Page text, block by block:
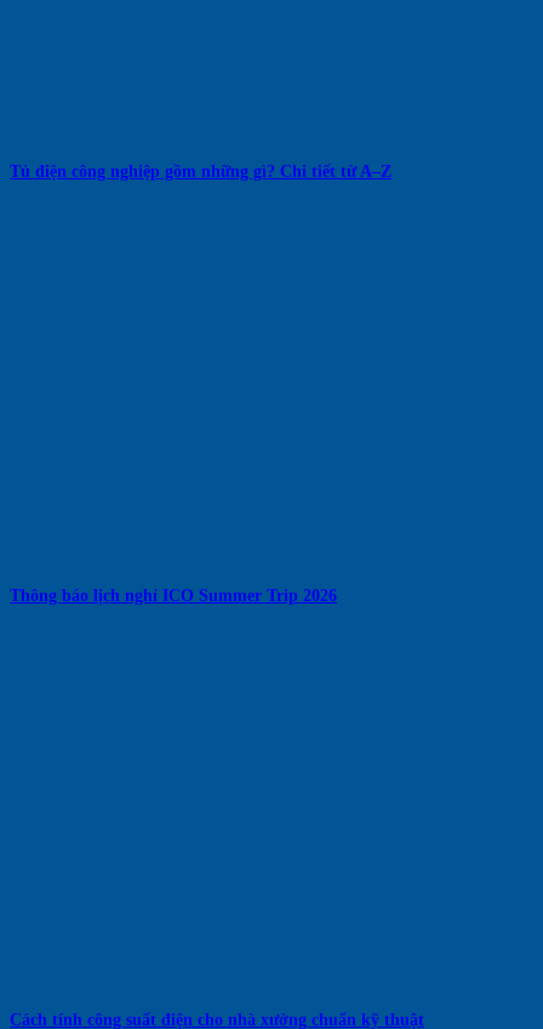
Tủ điện công nghiệp gồm những gì? Chi tiết từ A–Z
Thông báo lịch nghỉ ICO Summer Trip 2026
Cách tính công suất điện cho nhà xưởng chuẩn kỹ thuật